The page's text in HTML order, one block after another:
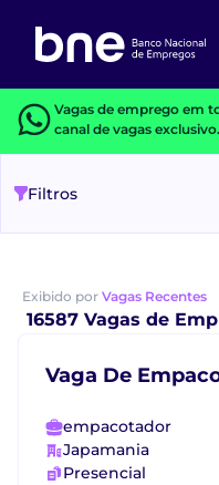
Vagas de emprego em
canal de vagas exclusivo.
Filtros
Exibido por Vagas Recentes
16587 Vagas de
Vaga De
empacotador
Japamania
Presencial